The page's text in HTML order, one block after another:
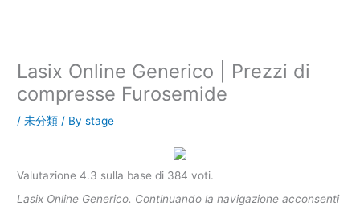
Lasix Online Generico | Prezzi di
compresse Furosemide
/未分類 / Bystage
Valutazione4.3 sulla base di 384 voti.
Lasix Online Generico. Continuando la navigazione acconsenti